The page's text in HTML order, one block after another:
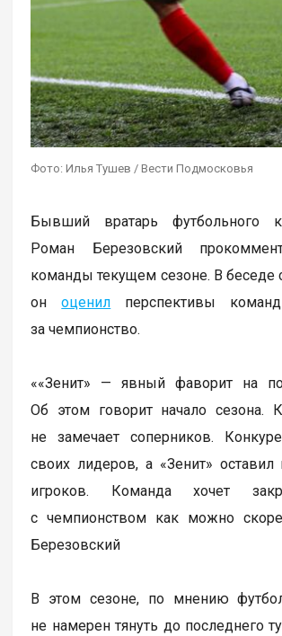
Фото: Илья Тушев / Вести Подмосковья
Бывший вратарь футбольного
Роман Березовский
команды текущем сезоне. В беседе
оноценил перспективы
за чемпионство.
««Зенит» — явный фаворит на
Об этом говорит начало сезона.
не замечает соперников.
своих лидеров, а «Зенит»
игроков. Команда хочет
с чемпионством как можно
Березовский
В этом сезоне, по мнению
не намерен тянуть до последнего